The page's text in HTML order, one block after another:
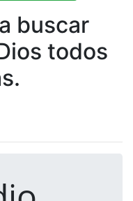
buscar
todos